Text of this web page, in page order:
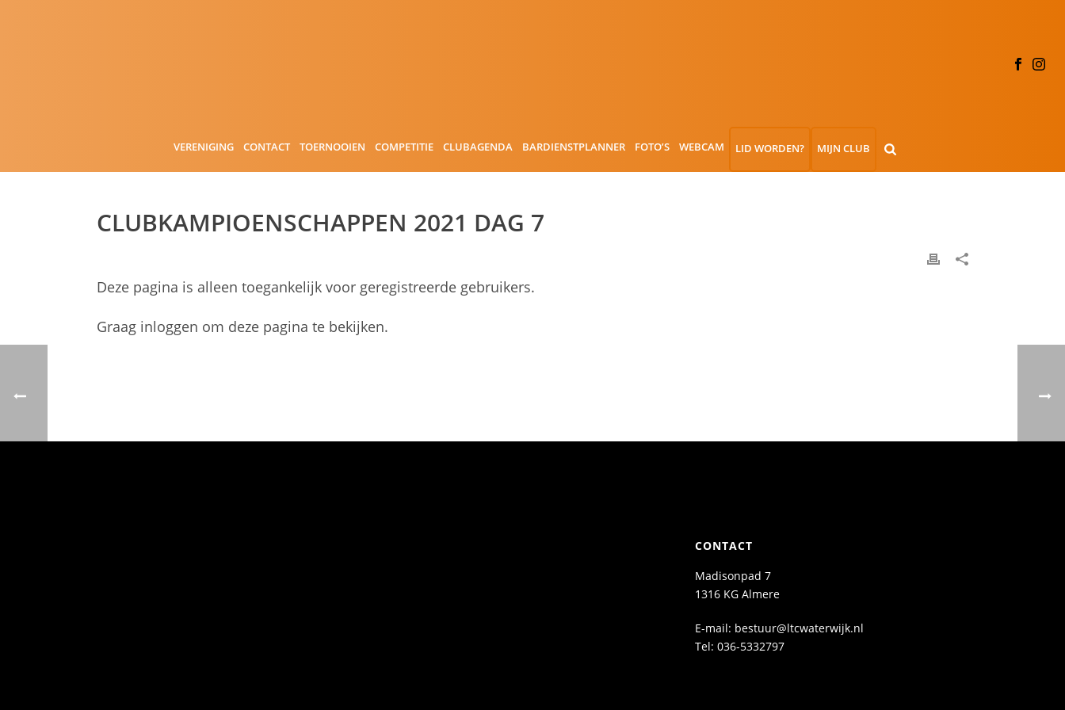
VERENIGING CONTACT TOERNOOIEN COMPETITIE CLUBAGENDA BARDIENSTPLANNER FOTO’S WEBCAM LID WORDEN? MIJN CLUB
CLUBKAMPIOENSCHAPPEN 2021 DAG 7
Deze pagina is alleen toegankelijk voor geregistreerde gebruikers.
Graag inloggen om deze pagina te bekijken.
CONTACT
Madisonpad 7
1316 KG Almere
E-mail: bestuur@ltcwaterwijk.nl
Tel: 036-5332797